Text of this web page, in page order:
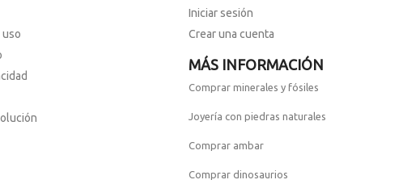
uso
Iniciar sesión
Crear una cuenta
MÁS INFORMACIÓN
Comprar minerales y fósiles
Joyería con piedras naturales
Comprar ambar
Comprar dinosaurios